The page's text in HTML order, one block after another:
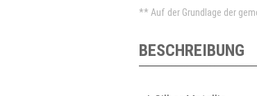
** Auf der Grundlage der
BESCHREIBUNG